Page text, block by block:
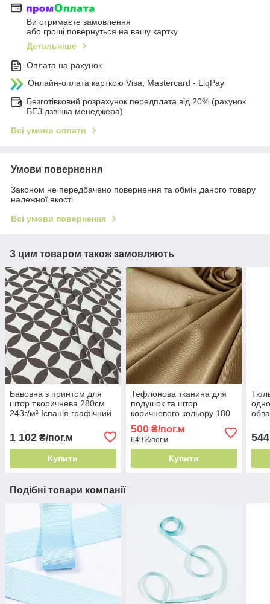
Ви отримаєте замовлення
або гроші повернуться на вашу картку
Детальніше
Оплата на рахунок
Онлайн-оплата карткою Visa, Mastercard - LiqPay
Безготівковий розрахунок передплата від 20% (рахунок
БЕЗ дзвінка менеджера)
Всі умови оплати
Умови повернення
Законом не передбачено повернення та обмін даного товару
належної якості
Всі умови повернення
З цим товаром також замовляють
Бавовна з принтом для
штор т.коричнева 280см
243г/м² Іспанія графічний
1 102 ₴/пог.м
Купити
Тефлонова тканина для
подушок та штор
коричневого кольору 180
прання
500₴/пог.м
649 ₴/пог.м
Купити
544
Подібні товари компанії